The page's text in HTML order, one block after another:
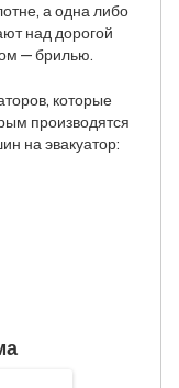
а одна либо
над дорогой
— брилью.
которые
производятся
на эвакуатор: